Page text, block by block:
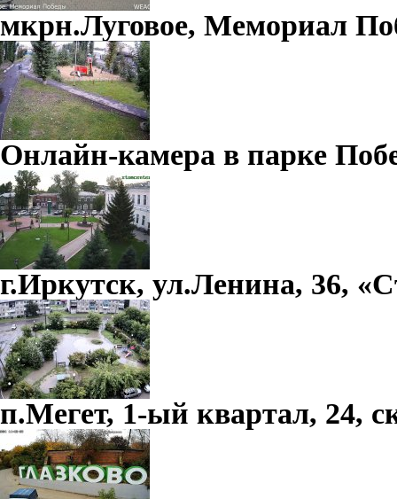
мкрн.Луговое, Мемориал
Онлайн-камера в парке
г.Иркутск, ул.Ленина, 36,
п.Мегет, 1-ый квартал, 24,